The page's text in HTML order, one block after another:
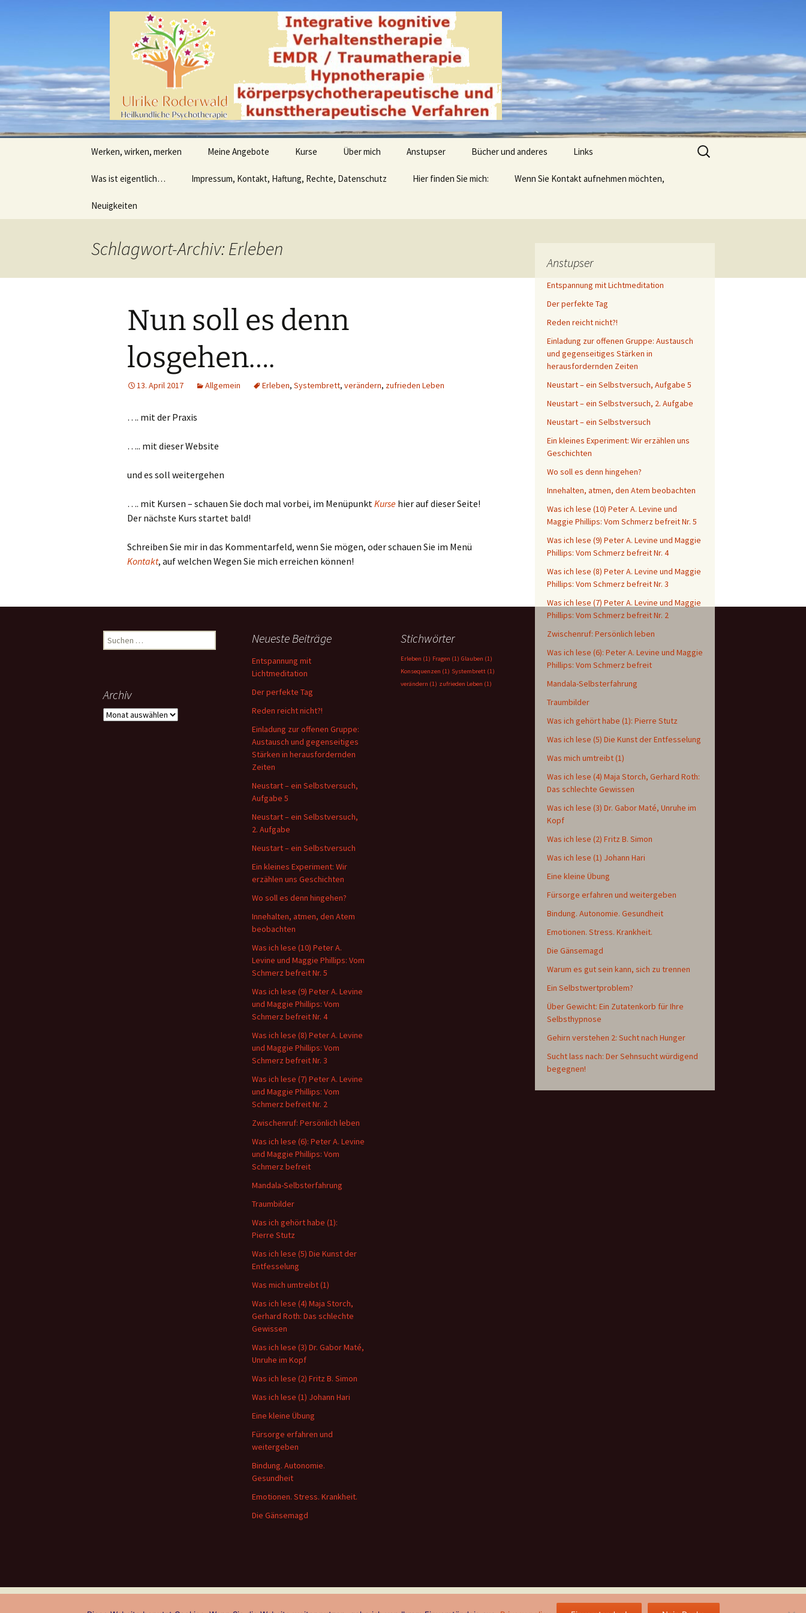
Ulrike Roderwald
Heilpraktische Psychotherapie
Werken, wirken, merken Meine Angebote Kurse Über mich Anstupser Bücher und anderes Links
Was ist eigentlich… Impressum, Kontakt, Haftung, Rechte, Datenschutz Hier finden Sie mich: Wenn Sie Kontakt aufnehmen möchten,
Neuigkeiten
Suche
nach:
Schlagwort-Archiv: Erleben
Nun soll es denn
losgehen….
13. April 2017 Allgemein Erleben, Systembrett, verändern, zufrieden Leben
…. mit der Praxis
….. mit dieser Website
und es soll weitergehen
…. mit Kursen – schauen Sie doch mal vorbei, im MenüpunktKurse hier auf dieser Seite!
Der nächste Kurs startet bald!
Schreiben Sie mir in das Kommentarfeld, wenn Sie mögen, oder schauen Sie im Menü
Kontakt, auf welchen Wegen Sie mich erreichen können!
Anstupser
Entspannung mit Lichtmeditation
Der perfekte Tag
Reden reicht nicht?!
Einladung zur offenen Gruppe: Austausch
und gegenseitiges Stärken in
herausfordernden Zeiten
Neustart – ein Selbstversuch, Aufgabe 5
Neustart – ein Selbstversuch, 2. Aufgabe
Neustart – ein Selbstversuch
Ein kleines Experiment: Wir erzählen uns
Geschichten
Wo soll es denn hingehen?
Innehalten, atmen, den Atem beobachten
Was ich lese (10) Peter A. Levine und
Maggie Phillips: Vom Schmerz befreit Nr. 5
Was ich lese (9) Peter A. Levine und Maggie
Phillips: Vom Schmerz befreit Nr. 4
Was ich lese (8) Peter A. Levine und Maggie
Phillips: Vom Schmerz befreit Nr. 3
Was ich lese (7) Peter A. Levine und Maggie
Phillips: Vom Schmerz befreit Nr. 2
Zwischenruf: Persönlich leben
Was ich lese (6): Peter A. Levine und Maggie
Phillips: Vom Schmerz befreit
Mandala-Selbsterfahrung
Traumbilder
Was ich gehört habe (1): Pierre Stutz
Was ich lese (5) Die Kunst der Entfesselung
Was mich umtreibt (1)
Was ich lese (4) Maja Storch, Gerhard Roth:
Das schlechte Gewissen
Was ich lese (3) Dr. Gabor Maté, Unruhe im
Kopf
Was ich lese (2) Fritz B. Simon
Was ich lese (1) Johann Hari
Eine kleine Übung
Fürsorge erfahren und weitergeben
Bindung. Autonomie. Gesundheit
Emotionen. Stress. Krankheit.
Die Gänsemagd
Warum es gut sein kann, sich zu trennen
Ein Selbstwertproblem?
Über Gewicht: Ein Zutatenkorb für Ihre
Selbsthypnose
Gehirn verstehen 2: Sucht nach Hunger
Sucht lass nach: Der Sehnsucht würdigend
begegnen!
Suche
nach:
Neueste Beiträge
Entspannung mit
Lichtmeditation
Der perfekte Tag
Reden reicht nicht?!
Einladung zur offenen Gruppe:
Austausch und gegenseitiges
Stärken in herausfordernden
Zeiten
Neustart – ein Selbstversuch,
Aufgabe 5
Neustart – ein Selbstversuch,
2. Aufgabe
Neustart – ein Selbstversuch
Ein kleines Experiment: Wir
erzählen uns Geschichten
Wo soll es denn hingehen?
Innehalten, atmen, den Atem
beobachten
Was ich lese (10) Peter A.
Levine und Maggie Phillips: Vom
Schmerz befreit Nr. 5
Was ich lese (9) Peter A. Levine
und Maggie Phillips: Vom
Schmerz befreit Nr. 4
Was ich lese (8) Peter A. Levine
und Maggie Phillips: Vom
Schmerz befreit Nr. 3
Was ich lese (7) Peter A. Levine
und Maggie Phillips: Vom
Schmerz befreit Nr. 2
Zwischenruf: Persönlich leben
Was ich lese (6): Peter A. Levine
und Maggie Phillips: Vom
Schmerz befreit
Mandala-Selbsterfahrung
Traumbilder
Was ich gehört habe (1):
Pierre Stutz
Was ich lese (5) Die Kunst der
Entfesselung
Was mich umtreibt (1)
Was ich lese (4) Maja Storch,
Gerhard Roth: Das schlechte
Gewissen
Was ich lese (3) Dr. Gabor Maté,
Unruhe im Kopf
Was ich lese (2) Fritz B. Simon
Was ich lese (1) Johann Hari
Eine kleine Übung
Fürsorge erfahren und
weitergeben
Bindung. Autonomie.
Gesundheit
Emotionen. Stress. Krankheit.
Die Gänsemagd
Stichwörter
Erleben (1) Fragen (1) Glauben (1)
Konsequenzen (1) Systembrett (1)
verändern (1) zufrieden Leben (1)
Archiv
Archiv